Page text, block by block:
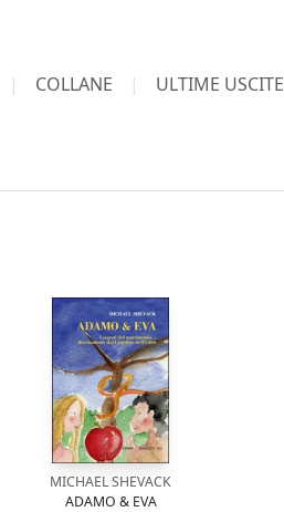
COLLANE ULTIME USCITE
MICHAEL SHEVACK
ADAMO & EVA